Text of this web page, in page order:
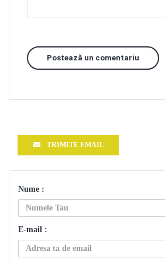
Postează un comentariu
TRIMITE EMAIL
Nume :
E-mail :